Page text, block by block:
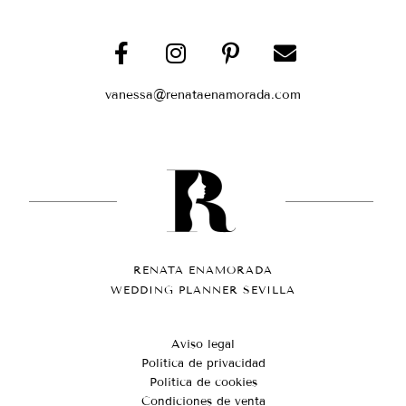
vanessa@renataenamorada.com
RENATA ENAMORADA
WEDDING PLANNER SEVILLA
Aviso legal
Política de privacidad
Política de cookies
Condiciones de venta